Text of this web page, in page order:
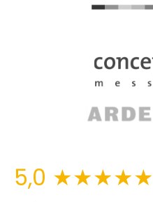
5,0 ★★★★★